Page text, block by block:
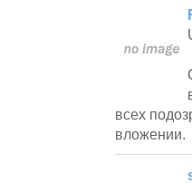
всех
вложении.